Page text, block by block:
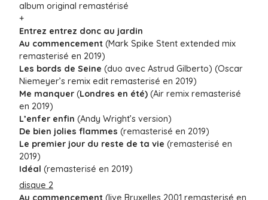
album original remastérisé
+
Entrez entrez donc au jardin
Au commencement (Mark Spike Stent extended mix
remasterisé en 2019)
Les bords de Seine (duo avec Astrud Gilberto) (Oscar
Niemeyer’s remix edit remasterisé en 2019)
Me manquer (Londres en été) (Air remix remasterisé
en 2019)
L’enfer enfin (Andy Wright’s version)
De bien jolies flammes (remasterisé en 2019)
Le premier jour du reste de ta vie (remasterisé en
2019)
Idéal (remasterisé en 2019)
disque 2
Au commencement (live Bruxelles 2001 remasterisé en